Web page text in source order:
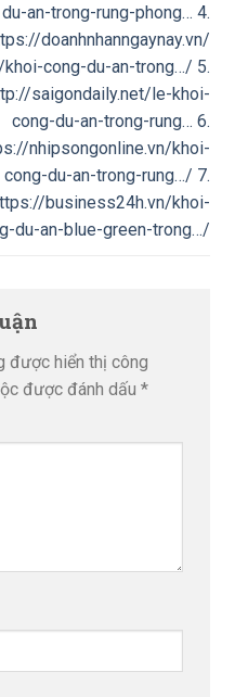
du-an-trong-rung-phong… 4.
doanhnhanngaynay.vn/
cong-du-an-trong…/ 5.
saigondaily.net/le-khoi-
cong-du-an-trong-rung… 6.
nhipsongonline.vn/khoi-
cong-du-an-trong-rung…/ 7.
business24h.vn/khoi-
du-an-blue-green-trong…/
được hiển thị công
được đánh dấu *